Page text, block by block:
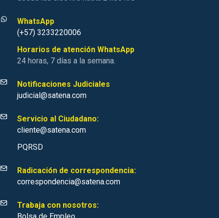
WhatsApp
(+57) 3233220006
Horarios de atención WhatsApp
24 horas, 7 días a la semana.
Notificaciones Judiciales
judicial@satena.com
Servicio al Ciudadano:
cliente@satena.com
PQRSD
Radicación de correspondencia:
correspondencia@satena.com
Trabaja con nosotros: